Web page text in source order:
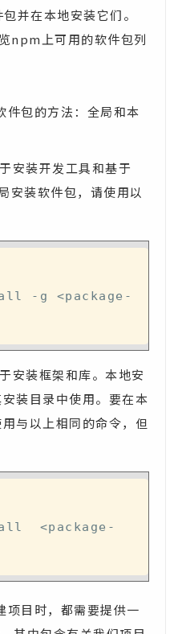
并在本地安装它们。
npm上可用的软件包列
包的方法：全局和本
安装开发工具和基于
安装软件包，请使用以
-g <package-
安装框架和库。本地安
装目录中使用。要在本
与以上相同的命令，但
<package-
目时，都需要提供一